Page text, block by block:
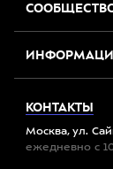
КОНТАКТЫ
Москва, ул.
ежедневно с